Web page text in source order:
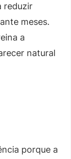
reduzir
meses.
a
natural
porque a